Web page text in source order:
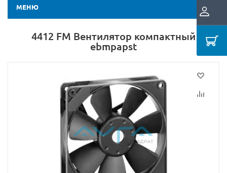
МЕНЮ
4412 FM Вентилятор компактный
ebmpapst